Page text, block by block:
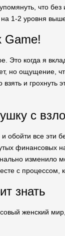
что
1-2 уровня
Это когда я
но ощущение,
взять и
с
и обойти все
финансовых
изменило
с
знать
женский